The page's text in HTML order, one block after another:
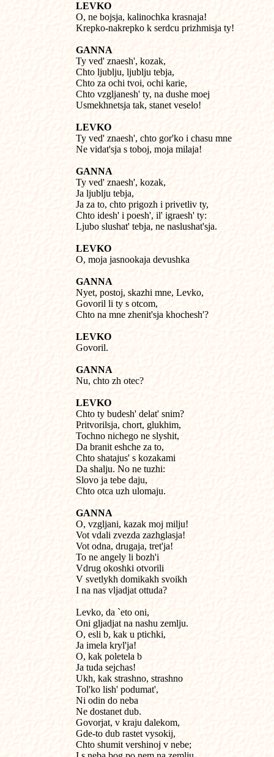
LEVKO
O, ne bojsja, kalinochka krasnaja!
Krepko-nakrepko k serdcu prizhmisja ty!
GANNA
Ty ved' znaesh', kozak,
Chto ljublju, ljublju tebja,
Chto za ochi tvoi, ochi karie,
Chto vzgljanesh' ty, na dushe moej
Usmekhnetsja tak, stanet veselo!
LEVKO
Ty ved' znaesh', chto gor'ko i chasu mne
Ne vidat'sja s toboj, moja milaja!
GANNA
Ty ved' znaesh', kozak,
Ja ljublju tebja,
Ja za to, chto prigozh i privetliv ty,
Chto idesh' i poesh', il' igraesh' ty:
Ljubo slushat' tebja, ne naslushat'sja.
LEVKO
O, moja jasnookaja devushka
GANNA
Nyet, postoj, skazhi mne, Levko,
Govoril li ty s otcom,
Chto na mne zhenit'sja khochesh'?
LEVKO
Govoril.
GANNA
Nu, chto zh otec?
LEVKO
Chto ty budesh' delat' snim?
Pritvorilsja, chort, glukhim,
Tochno nichego ne slyshit,
Da branit eshche za to,
Chto shatajus' s kozakami
Da shalju. No ne tuzhi:
Slovo ja tebe daju,
Chto otca uzh ulomaju.
GANNA
O, vzgljani, kazak moj milju!
Vot vdali zvezda zazhglasja!
Vot odna, drugaja, tret'ja!
To ne angely li bozh'i
Vdrug okoshki otvorili
V svetlykh domikakh svoikh
I na nas vljadjat ottuda?
Levko, da `eto oni,
Oni gljadjat na nashu zemlju.
O, esli b, kak u ptichki,
Ja imela kryl'ja!
O, kak poletela b
Ja tuda sejchas!
Ukh, kak strashno, strashno
Tol'ko lish' podumat',
Ni odin do neba
Ne dostanet dub.
Govorjat, v kraju dalekom,
Gde-to dub rastet vysokij,
Chto shumit vershinoj v nebe;